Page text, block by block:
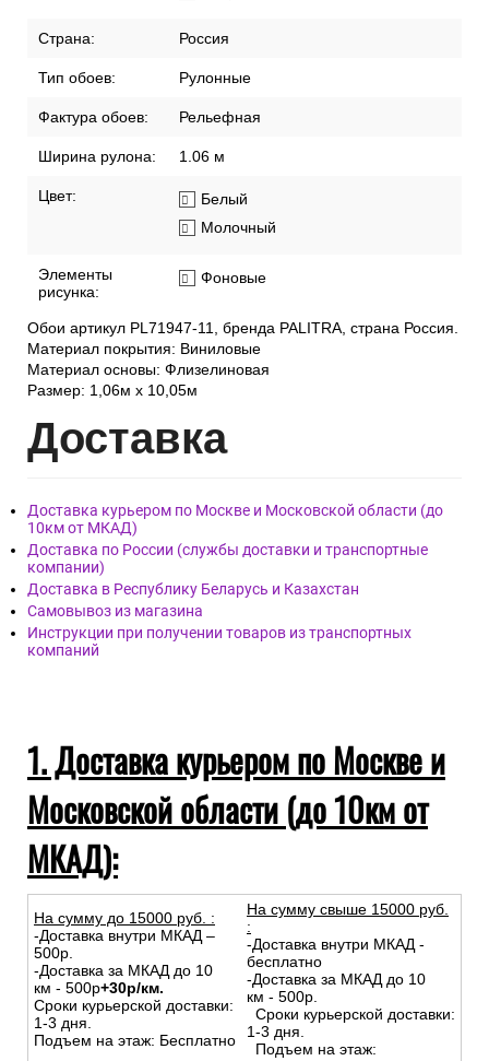
Страна: Россия
Тип обоев: Рулонные
Фактура обоев: Рельефная
Ширина рулона: 1.06 м
Цвет:
Белый
Молочный
Элементы
рисунка:
Фоновые
Обои артикул PL71947-11, бренда PALITRA, страна Россия.
Материал покрытия: Виниловые
Материал основы: Флизелиновая
Размер: 1,06м х 10,05м
Доставка
Доставка курьером по Москве и Московской области (до
10км от МКАД)
Доставка по России (службы доставки и транспортные
компании)
Доставка в Республику Беларусь и Казахстан
Самовывоз из магазина
Инструкции при получении товаров из транспортных
компаний
1. Доставка курьером по Москве и
Московской области (до 10км от
МКАД):
На сумму до 15000 руб. :
-Доставка внутри МКАД –
500р.
-Доставка за МКАД до 10
км - 500р+30р/км.
Сроки курьерской доставки:
1-3 дня.
Подъем на этаж: Бесплатно
На сумму свыше 15000 руб.
:
-Доставка внутри МКАД -
бесплатно
-Доставка за МКАД до 10
км - 500р.
Сроки курьерской доставки:
1-3 дня.
Подъем на этаж: